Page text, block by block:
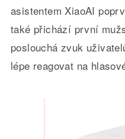
asistentem XiaoAI
také přichází první
poslouchá zvuk
lépe reagovat na